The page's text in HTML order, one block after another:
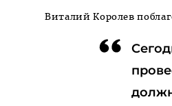
Виталий Королев